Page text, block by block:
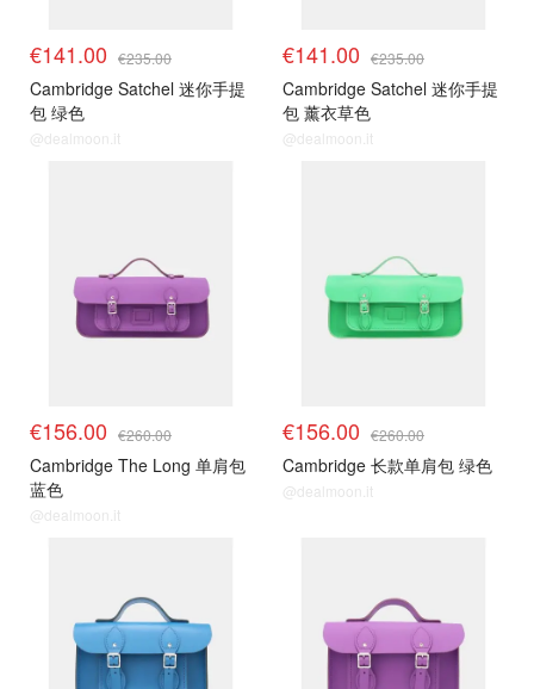
€141.00 €235.00
Cambridge Satchel 迷你手提
包 绿色
@dealmoon.it
€141.00 €235.00
Cambridge Satchel 迷你手提
包 薰衣草色
@dealmoon.it
€156.00 €260.00
Cambridge The Long 单肩包
蓝色
@dealmoon.it
€156.00 €260.00
Cambridge 长款单肩包 绿色
@dealmoon.it